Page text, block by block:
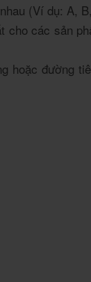
(Ví dụ: A,
cho các sản
hoặc đường